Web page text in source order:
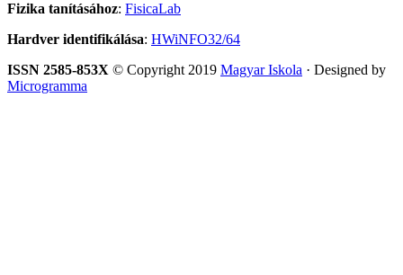
Fizika tanításához: FisicaLab
Hardver identifikálása: HWiNFO32/64
ISSN 2585-853X © Copyright 2019 Magyar Iskola · Designed by
Microgramma